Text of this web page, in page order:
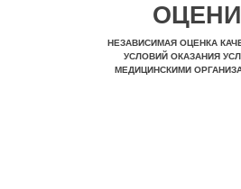
НЕЗАВИСИМАЯ ОЦЕНКА
УСЛОВИЙ ОКАЗАНИЯ
МЕДИЦИНСКИМИ